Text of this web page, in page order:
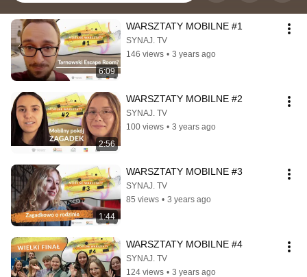
6:09
WARSZTATY MOBILNE #1
SYNAJ. TV
146 views • 3 years ago
2:56
WARSZTATY MOBILNE #2
SYNAJ. TV
100 views • 3 years ago
1:44
WARSZTATY MOBILNE #3
SYNAJ. TV
85 views • 3 years ago
WARSZTATY MOBILNE #4
SYNAJ. TV
124 views • 3 years ago